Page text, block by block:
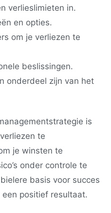
verlieslimieten in.
en opties.
om je verliezen te
beslissingen.
onderdeel zijn van het
is
te
je winsten te
onder controle te
basis voor succes
positief resultaat.